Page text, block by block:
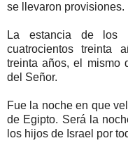
se llevaron provisiones.
La estancia de los
cuatrocientos treinta
treinta años, el mismo
del Señor.
Fue la noche en que
de Egipto. Será la
los hijos de Israel por